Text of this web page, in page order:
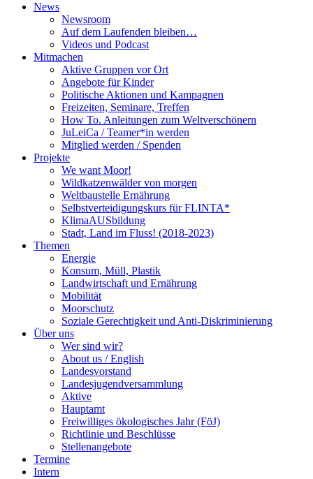
News
Newsroom
Auf dem Laufenden bleiben…
Videos und Podcast
Mitmachen
Aktive Gruppen vor Ort
Angebote für Kinder
Politische Aktionen und Kampagnen
Freizeiten, Seminare, Treffen
How To. Anleitungen zum Weltverschönern
JuLeiCa / Teamer*in werden
Mitglied werden / Spenden
Projekte
We want Moor!
Wildkatzenwälder von morgen
Weltbaustelle Ernährung
Selbstverteidigungskurs für FLINTA*
KlimaAUSbildung
Stadt, Land im Fluss! (2018-2023)
Themen
Energie
Konsum, Müll, Plastik
Landwirtschaft und Ernährung
Mobilität
Moorschutz
Soziale Gerechtigkeit und Anti-Diskriminierung
Über uns
Wer sind wir?
About us / English
Landesvorstand
Landesjugendversammlung
Aktive
Hauptamt
Freiwilliges ökologisches Jahr (FöJ)
Richtlinie und Beschlüsse
Stellenangebote
Termine
Intern